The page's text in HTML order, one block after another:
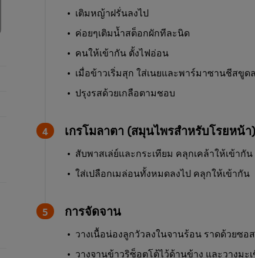
เติมหญ้าฝรั่นลงไป
ค่อยๆเติมน้ำสต็อกผักทีละนิด
คนให้เข้ากัน ตั้งไฟอ่อน
เมื่อข้าวเริ่มสุก ใส่เนยและพาร์มาซานชีสขูด
ปรุงรสด้วยเกลือตามชอบ
เกรโมลาตา (สมุนไพรสำหรับโรยหน้า)
สับพาสเล่ย์และกระเทียม คลุกเคล้าให้เข้ากัน
ใส่เปลือกเมล่อนทั้งหมดลงไป คลุกให้เข้ากัน
การจัดจาน
วางเนื้อน่องลูกวัวลงในจานร้อน ราดด้วยซอ
วางจานข้าวริซ็อตโต้ไว้ด้านข้าง และวางมะ